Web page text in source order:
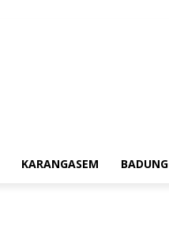
KARANGASEM BADUNG